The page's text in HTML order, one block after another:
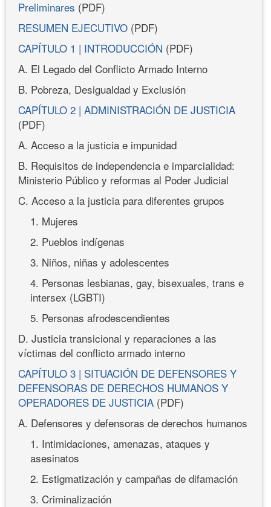
Preliminares (PDF)
RESUMEN EJECUTIVO (PDF)
CAPÍTULO 1 | INTRODUCCIÓN (PDF)
A. El Legado del Conflicto Armado Interno
B. Pobreza, Desigualdad y Exclusión
CAPÍTULO 2 | ADMINISTRACIÓN DE JUSTICIA
(PDF)
A. Acceso a la justicia e impunidad
B. Requisitos de independencia e imparcialidad:
Ministerio Público y reformas al Poder Judicial
C. Acceso a la justicia para diferentes grupos
1. Mujeres
2. Pueblos indígenas
3. Niños, niñas y adolescentes
4. Personas lesbianas, gay, bisexuales, trans e
intersex (LGBTI)
5. Personas afrodescendientes
D. Justicia transicional y reparaciones a las
víctimas del conflicto armado interno
CAPÍTULO 3 | SITUACIÓN DE DEFENSORES Y
DEFENSORAS DE DERECHOS HUMANOS Y
OPERADORES DE JUSTICIA (PDF)
A. Defensores y defensoras de derechos humanos
1. Intimidaciones, amenazas, ataques y
asesinatos
2. Estigmatización y campañas de difamación
3. Criminalización